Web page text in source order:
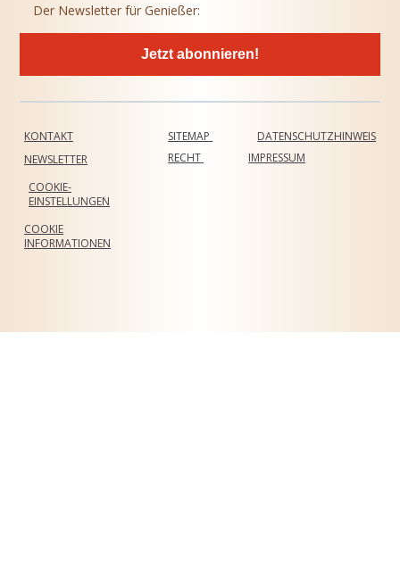
Der Newsletter für Genießer:
Jetzt abonnieren!
KONTAKT
SITEMAP
NEWSLETTER
DATENSCHUTZHINWEIS
COOKIE-
EINSTELLUNGEN
RECHT
COOKIE
INFORMATIONEN
IMPRESSUM